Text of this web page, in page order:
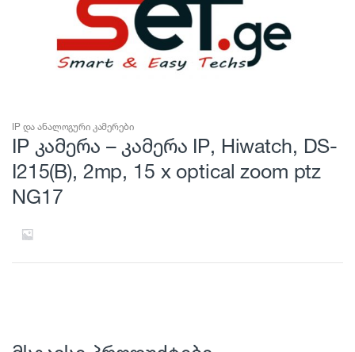
IP და ანალოგური კამერები
IP კამერა – კამერა IP, Hiwatch, DS-
I215(B), 2mp, 15 x optical zoom ptz
NG17